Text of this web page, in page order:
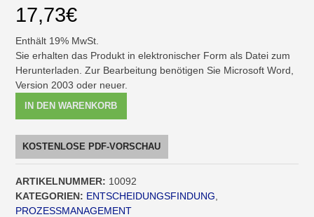
17,73€
Enthält 19% MwSt.
Sie erhalten das Produkt in elektronischer Form als Datei zum
Herunterladen. Zur Bearbeitung benötigen Sie Microsoft Word,
Version 2003 oder neuer.
Menge
IN DEN WARENKORB
KOSTENLOSE PDF-VORSCHAU
ARTIKELNUMMER: 10092
KATEGORIEN: ENTSCHEIDUNGSFINDUNG
PROZESSMANAGEMENT